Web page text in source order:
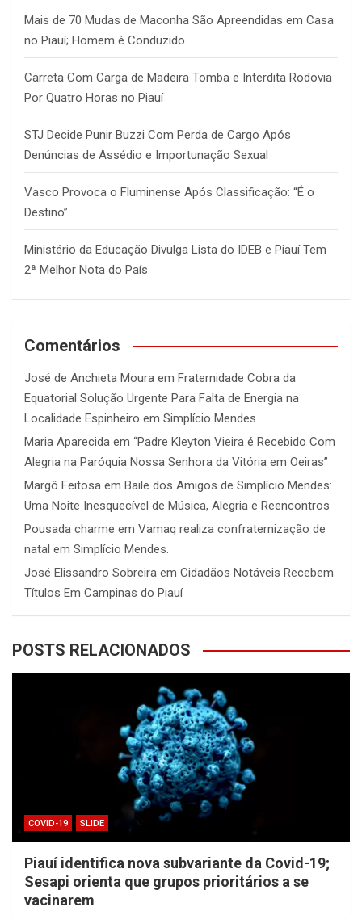
Mais de 70 Mudas de Maconha São Apreendidas em Casa
no Piauí; Homem é Conduzido
Carreta Com Carga de Madeira Tomba e Interdita Rodovia
Por Quatro Horas no Piauí
STJ Decide Punir Buzzi Com Perda de Cargo Após
Denúncias de Assédio e Importunação Sexual
Vasco Provoca o Fluminense Após Classificação: “É o
Destino”
Ministério da Educação Divulga Lista do IDEB e Piauí Tem
2ª Melhor Nota do País
Comentários
José de Anchieta Moura em Fraternidade Cobra da
Equatorial Solução Urgente Para Falta de Energia na
Localidade Espinheiro em Simplício Mendes
Maria Aparecida em “Padre Kleyton Vieira é Recebido Com
Alegria na Paróquia Nossa Senhora da Vitória em Oeiras”
Margô Feitosa em Baile dos Amigos de Simplício Mendes:
Uma Noite Inesquecível de Música, Alegria e Reencontros
Pousada charme em Vamaq realiza confraternização de
natal em Simplício Mendes.
José Elissandro Sobreira em Cidadãos Notáveis Recebem
Títulos Em Campinas do Piauí
POSTS RELACIONADOS
COVID-19 SLIDE
Piauí identifica nova subvariante da Covid-19;
Sesapi orienta que grupos prioritários a se
vacinarem